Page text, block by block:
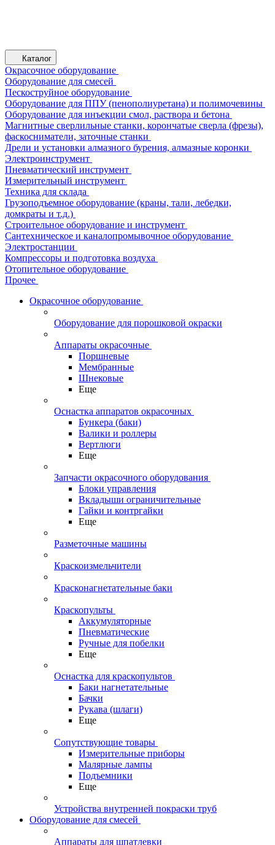
Каталог
Окрасочное оборудование
Оборудование для смесей
Пескоструйное оборудование
Оборудование для ППУ (пенополиуретана) и полимочевины
Оборудование для инъекции смол, раствора и бетона
Магнитные сверлильные станки, корончатые сверла (фрезы),
фаскосниматели, заточные станки
Дрели и установки алмазного бурения, алмазные коронки
Электроинструмент
Пневматический инструмент
Измерительный инструмент
Техника для склада
Грузоподъемное оборудование (краны, тали, лебедки,
домкраты и т.д.)
Строительное оборудование и инструмент
Сантехническое и каналопромывочное оборудование
Электростанции
Компрессоры и подготовка воздуха
Отопительное оборудование
Прочее
Окрасочное оборудование
Оборудование для порошковой окраски
Аппараты окрасочные
Поршневые
Мембранные
Шнековые
Еще
Оснастка аппаратов окрасочных
Бункера (баки)
Валики и роллеры
Вертлюги
Еще
Запчасти окрасочного оборудования
Блоки управления
Вкладыши ограничительные
Гайки и контргайки
Еще
Разметочные машины
Краскоизмельчители
Красконагнетательные баки
Краскопульты
Аккумуляторные
Пневматические
Ручные для побелки
Еще
Оснастка для краскопультов
Баки нагнетательные
Бачки
Рукава (шлаги)
Еще
Сопутствующие товары
Измерительные приборы
Малярные лампы
Подъемники
Еще
Устройства внутренней покраски труб
Оборудование для смесей
Аппараты для шпатлевки